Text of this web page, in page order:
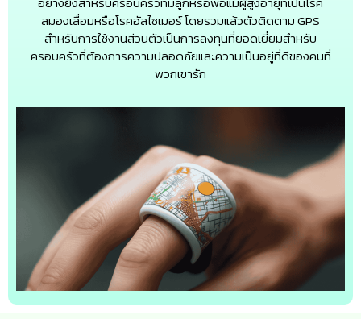
สมองเสื่อมหรือโรคอัลไซเมอร์ โดยรวมแล้วตัวติดตาม GPS
สำหรับการใช้งานส่วนตัวเป็นการลงทุนที่ยอดเยี่ยมสำหรับ
ครอบครัวที่ต้องการความปลอดภัยและความเป็นอยู่ที่ดีของคนที่
พวกเขารัก